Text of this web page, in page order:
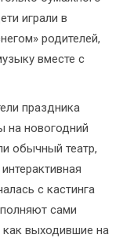
играли в
родителей,
вместе с
праздника
новогодний
обычный театр,
с кастинга
сами
выходившие на